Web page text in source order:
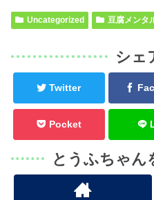
Uncategorized 豆腐メンタ
シェ
Twitter
Pocket
とうふちゃん